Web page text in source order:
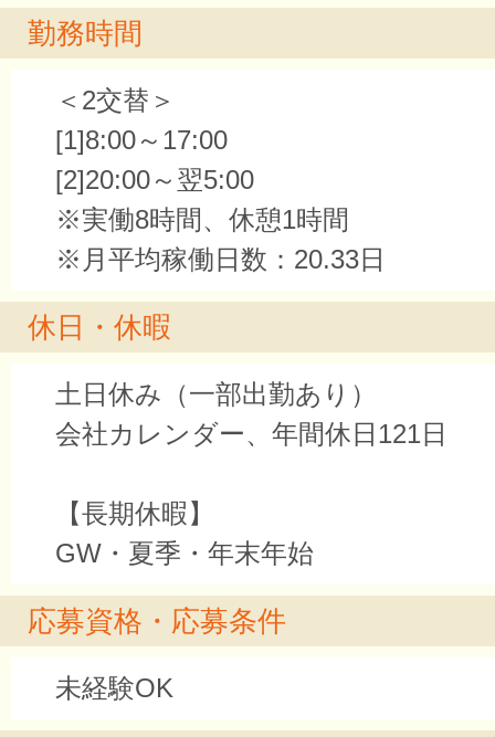
勤務時間
＜2交替＞
[1]8:00～17:00
[2]20:00～翌5:00
※実働8時間、休憩1時間
※月平均稼働日数：20.33日
休日・休暇
土日休み（一部出勤あり）
会社カレンダー、年間休日121日
【長期休暇】
GW・夏季・年末年始
応募資格・応募条件
未経験OK